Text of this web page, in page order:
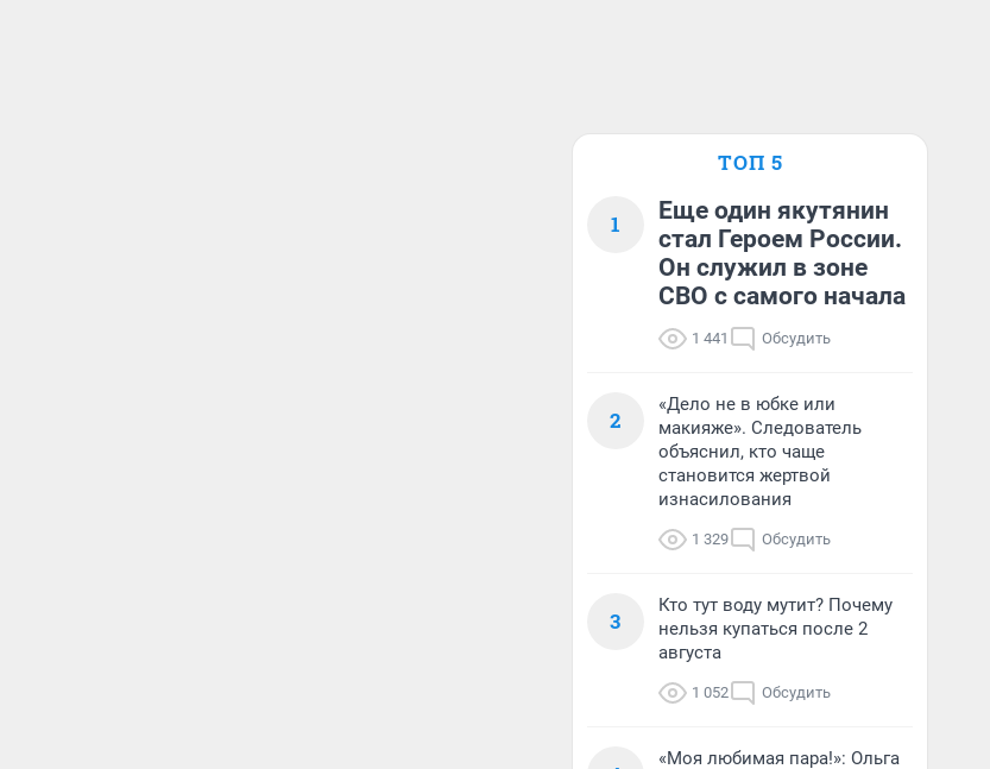
ТОП 5
1
Еще один якутянин
стал Героем России.
Он служил в зоне
СВО с самого начала
1 441 Обсудить
2
«Дело не в юбке или
макияже». Следователь
объяснил, кто чаще
становится жертвой
изнасилования
1 329 Обсудить
3
Кто тут воду мутит? Почему
нельзя купаться после 2
августа
1 052 Обсудить
«Моя любимая пара!»: Ольга